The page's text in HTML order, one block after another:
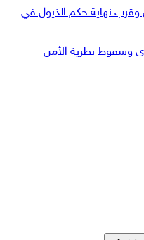
نهاية حكم الذيول في
وسقوط نظرية الأمن